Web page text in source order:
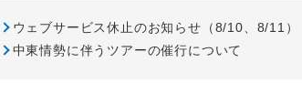
ウェブサービス休止のお知らせ（8/10、8/11）
中東情勢に伴うツアーの催行について